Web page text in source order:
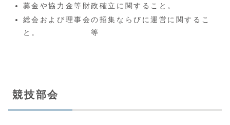
募金や協力金等財政確立に関すること。
総会および理事会の招集ならびに運営に関するこ
と。 等
競技部会